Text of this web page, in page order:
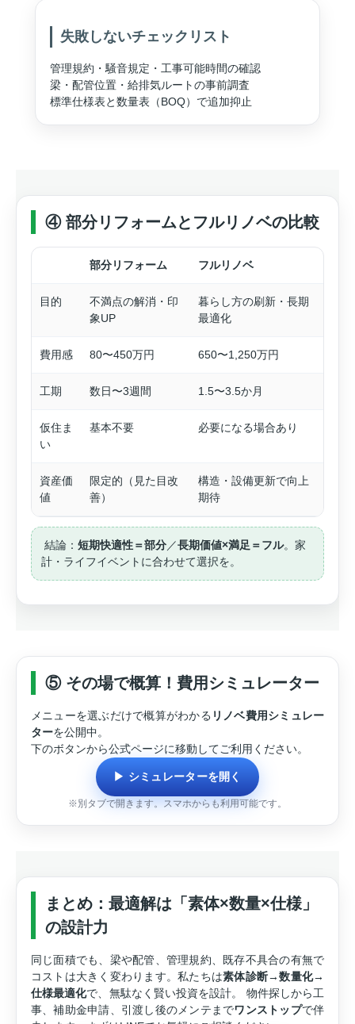
失敗しないチェックリスト
管理規約・騒音規定・工事可能時間の確認
梁・配管位置・給排気ルートの事前調査
標準仕様表と数量表（BOQ）で追加抑止
④ 部分リフォームとフルリノベの比較
部分リフォーム フルリノベ
目的
不満点の解消・印
象UP
暮らし方の刷新・長期
最適化
費用感 80〜450万円 650〜1,250万円
工期 数日〜3週間 1.5〜3.5か月
仮住ま
い
基本不要 必要になる場合あり
資産価
値
限定的（見た目改
善）
構造・設備更新で向上
期待
️ 結論： 短期快適性＝部分／長期価値×満足＝フル。家
計・ライフイベントに合わせて選択を。
⑤ その場で概算！費用シミュレーター
メニューを選ぶだけで概算がわかる リノベ費用シミュレー
ターを公開中。
下のボタンから公式ページに移動してご利用ください。
▶ シミュレーターを開く
※別タブで開きます。スマホからも利用可能です。
まとめ：最適解は「素体×数量×仕様」
の設計力
同じ面積でも、梁や配管、管理規約、既存不具合の有無で
コストは大きく変わります。私たちは素体診断→数量化→
仕様最適化で、無駄なく賢い投資を設計。 物件探しから工
事、補助金申請、引渡し後のメンテまでワンストップで伴